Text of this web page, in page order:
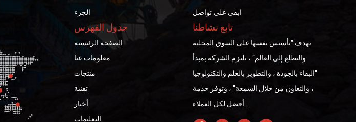
الجزء
جدول الفهرس
الصفحة الرئيسية
معلومات عنا
منتجات
تقنية
أخبار
التعليمات
ابقى على تواصل
تابع نشاطنا
بهدف "تأسيس نفسها على السوق المحلية
والتطلع إلى العالم" ، تلتزم الشركة بمبدأ
"البقاء بالجودة ، والتطوير بالعلم والتكنولوجيا
، والتعاون من خلال السمعة" ، وتوفر خدمة
أفضل لكل العملاء .